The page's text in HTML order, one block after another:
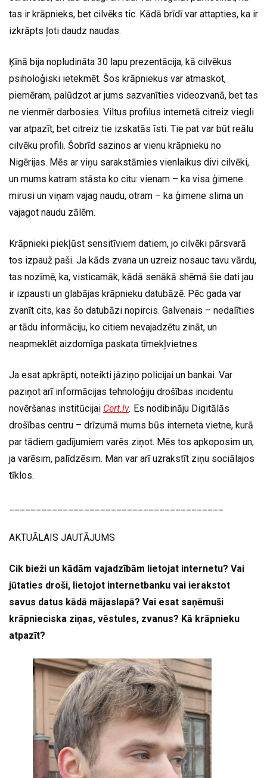
tas ir krāpnieks, bet cilvēks tic. Kādā brīdī var attapties, ka ir
izkrāpts ļoti daudz naudas.
Ķīnā bija nopludināta 30 lapu prezentācija, kā cilvēkus
psiholoģiski ietekmēt. Šos krāpniekus var atmaskot,
piemēram, palūdzot ar jums sazvanīties videozvanā, bet tas
ne vienmēr darbosies. Viltus profilus internetā citreiz viegli
var atpazīt, bet citreiz tie izskatās īsti. Tie pat var būt reālu
cilvēku profili. Šobrīd sazinos ar vienu krāpnieku no
Nigērijas. Mēs ar viņu sarakstāmies vienlaikus divi cilvēki,
un mums katram stāsta ko citu: vienam – ka visa ģimene
mirusi un viņam vajag naudu, otram – ka ģimene slima un
vajagot naudu zālēm.
Krāpnieki piekļūst sensitīviem datiem, jo cilvēki pārsvarā
tos izpauž paši. Ja kāds zvana un uzreiz nosauc tavu vārdu,
tas nozīmē, ka, visticamāk, kādā senākā shēmā šie dati jau
ir izpausti un glabājas krāpnieku datubāzē. Pēc gada var
zvanīt cits, kas šo datubāzi nopircis. Galvenais – nedalīties
ar tādu informāciju, ko citiem nevajadzētu zināt, un
neapmeklēt aizdomīga paskata tīmekļvietnes.
Ja esat apkrāpti, noteikti jāziņo policijai un bankai. Var
paziņot arī informācijas tehnoloģiju drošības incidentu
novēršanas institūcijai Cert.lv. Es nodibināju Digitālās
drošības centru – drīzumā mums būs interneta vietne, kurā
par tādiem gadījumiem varēs ziņot. Mēs tos apkoposim un,
ja varēsim, palīdzēsim. Man var arī uzrakstīt ziņu sociālajos
tīklos.
AKTUĀLAIS JAUTĀJUMS
Cik bieži un kādām vajadzībām lietojat internetu? Vai
jūtaties droši, lietojot internetbanku vai ierakstot
savus datus kādā mājaslapā? Vai esat saņēmuši
krāpnieciska ziņas, vēstules, zvanus? Kā krāpnieku
atpazīt?